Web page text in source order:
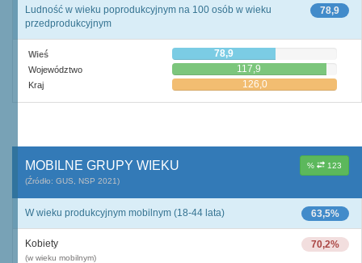
78,9
Ludność w wieku poprodukcyjnym na 100 osób w wieku
przedprodukcyjnym
Wieś 78,9
Województwo 117,9
Kraj 126,0
% 123
MOBILNE GRUPY WIEKU
(Źródło: GUS, NSP 2021)
63,5%
W wieku produkcyjnym mobilnym (18-44 lata)
70,2%
Kobiety
(w wieku mobilnym)